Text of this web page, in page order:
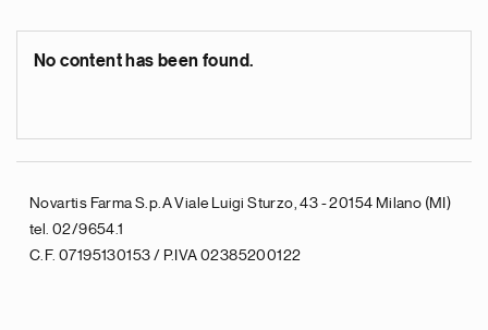
No content has been found.
Novartis Farma S.p.A Viale Luigi Sturzo, 43 - 20154 Milano (MI)
tel. 02/9654.1
C.F. 07195130153 / P.IVA 02385200122